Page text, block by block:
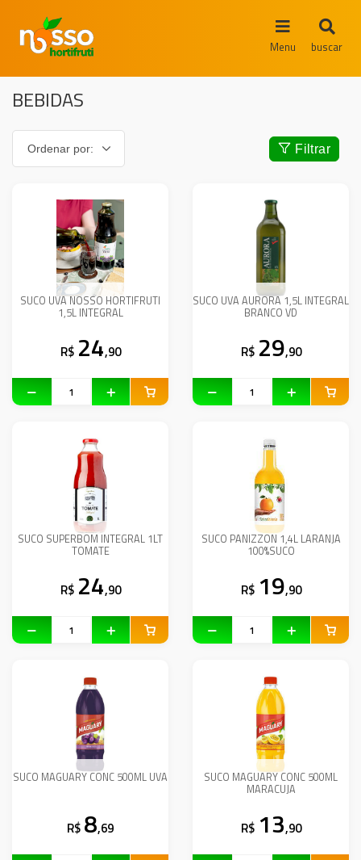
Menu buscar
BEBIDAS
Filtrar
SUCO UVA NOSSO HORTIFRUTI
1,5L INTEGRAL
R$ 24,90
SUCO UVA AURORA 1,5L INTEGRAL
BRANCO VD
R$ 29,90
SUCO SUPERBOM INTEGRAL 1LT
TOMATE
R$ 24,90
SUCO PANIZZON 1,4L LARANJA
100%SUCO
R$ 19,90
SUCO MAGUARY CONC 500ML UVA
R$ 8,69
SUCO MAGUARY CONC 500ML
MARACUJA
R$ 13,90